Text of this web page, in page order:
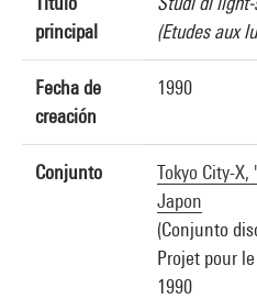
principal
(Etudes aux
Fecha de
creación
1990
Conjunto
Tokyo City-
Japon
(Conjunto
Projet pour
1990